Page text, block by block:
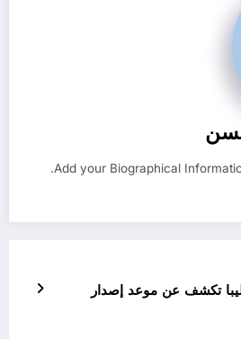
Add your Biographical
ليبا تكشف عن موعد إصدار